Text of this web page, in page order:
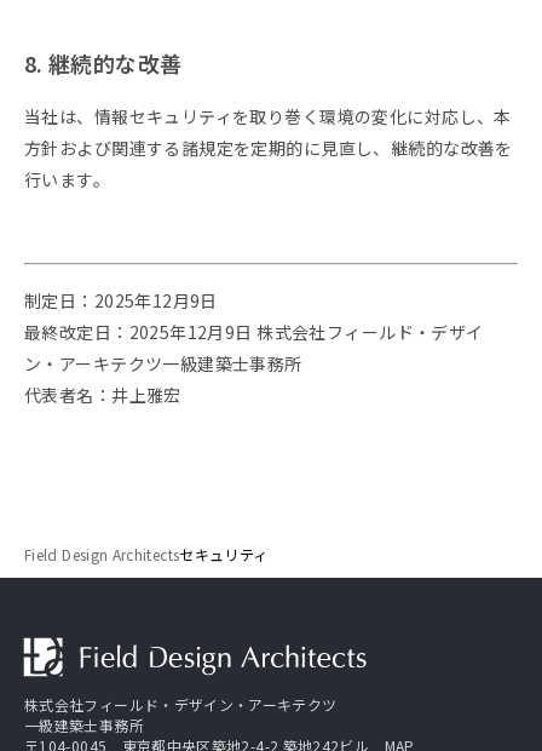
8. 継続的な改善
当社は、情報セキュリティを取り巻く環境の変化に対応し、本
方針および関連する諸規定を定期的に見直し、継続的な改善を
行います。
制定日：2025年12月9日
最終改定日：2025年12月9日 株式会社フィールド・デザイ
ン・アーキテクツ一級建築士事務所
代表者名：井上雅宏
Field Design Architectsセキュリティ
株式会社フィールド・デザイン・アーキテクツ
一級建築士事務所
〒104-0045 東京都中央区築地2-4-2 築地242ビル MAP